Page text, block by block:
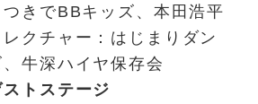
きでBBキッズ、本田浩平
クチャー：はじまりダン
牛深ハイヤ保存会
ト ステージ